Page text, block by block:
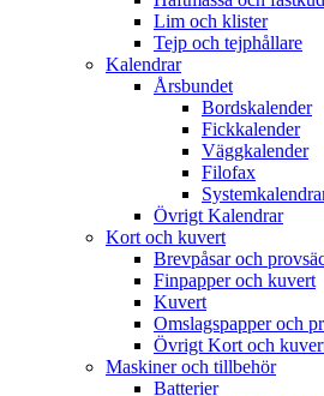
Lim och klister
Tejp och tejphållare
Kalendrar
Årsbundet
Bordskalender
Fickkalender
Väggkalender
Filofax
Övrigt Kalendrar
Kort och kuvert
Brevpåsar och
Finpapper och kuvert
Kuvert
Omslagspapper och
Övrigt Kort och
Maskiner och tillbehör
Batterier